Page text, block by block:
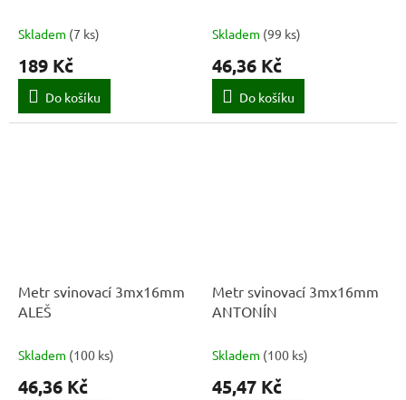
Skladem (7 ks)
189 Kč
Do košíku
Skladem (99 ks)
46,36 Kč
Do košíku
Metr svinovací 3mx16mm
ALEŠ
Skladem (100 ks)
46,36 Kč
Metr svinovací 3mx16mm
ANTONÍN
Skladem (100 ks)
45,47 Kč